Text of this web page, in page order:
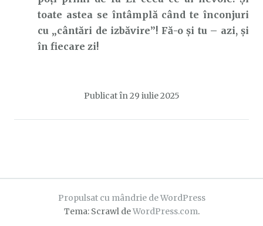
toate astea se întâmplă când te înconjuri
cu „cântări de izbăvire”! Fă-o și tu – azi, și
în fiecare zi!
Publicat în 29 iulie 2025
Propulsat cu mândrie de WordPress
Tema: Scrawl deWordPress.com.